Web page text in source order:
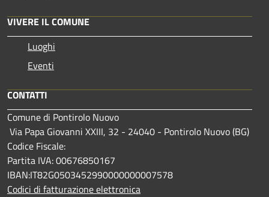
VIVERE IL COMUNE
Luoghi
Eventi
CONTATTI
Comune di Pontirolo Nuovo
Via Papa Giovanni XXIII, 32 - 24040 - Pontirolo Nuovo (BG)
Codice Fiscale:
Partita IVA: 00676850167
IBAN:IT82G0503452990000000007578
Codici di fatturazione elettronica